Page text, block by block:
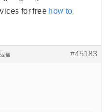
for free how to
#45183
返信